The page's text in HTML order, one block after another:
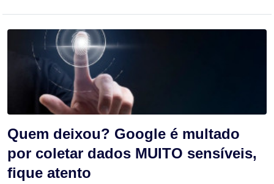
Quem deixou? Google é multado
por coletar dados MUITO sensíveis,
fique atento